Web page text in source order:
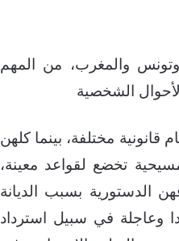
وتونس والمغرب، من المهم
الشخصية
مختلفة، بينما كلهن
تخضع لقواعد معينة،
الدستورية بسبب الديانة
وعاجلة في سبيل استرداد